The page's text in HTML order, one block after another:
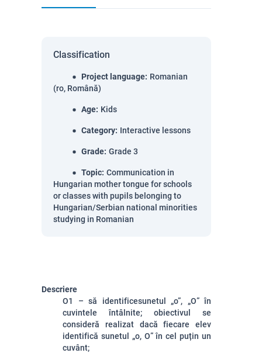
Classification
Project language: Romanian
(ro, Română)
Age: Kids
Category: Interactive lessons
Grade: Grade 3
Topic: Communication in
Hungarian mother tongue for schools
or classes with pupils belonging to
Hungarian/Serbian national minorities
studying in Romanian
Descriere
O1 – să identificesunetul „o”, „O” în
cuvintele întâlnite; obiectivul se
consideră realizat dacă fiecare elev
identifică sunetul „o, O” în cel puțin un
cuvânt;